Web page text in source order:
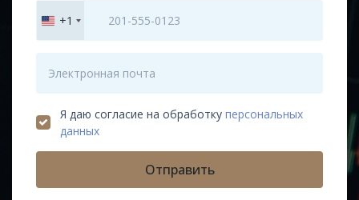
United
States
+1
Я даю согласие на обработку персональных
данных
Отправить